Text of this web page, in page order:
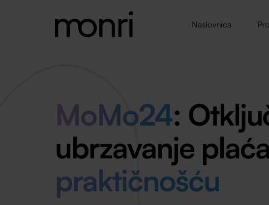
Naslovnica
MoMo24:
ubrzavanje
praktičnošću